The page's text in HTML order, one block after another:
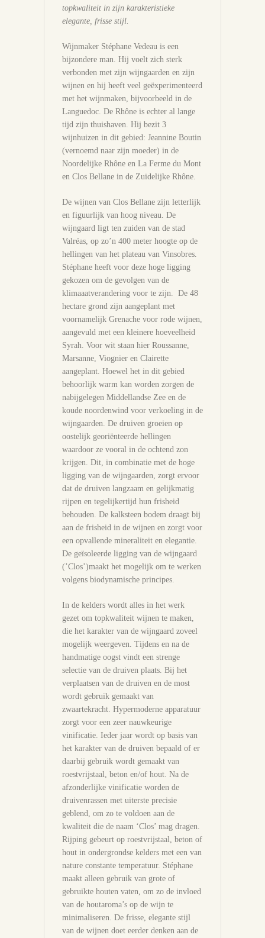
topkwaliteit in zijn karakteristieke
elegante, frisse stijl.
Wijnmaker Stéphane Vedeau is een
bijzondere man. Hij voelt zich sterk
verbonden met zijn wijngaarden en zijn
wijnen en hij heeft veel geëxperimenteerd
met het wijnmaken, bijvoorbeeld in de
Languedoc. De Rhône is echter al lange
tijd zijn thuishaven. Hij bezit 3
wijnhuizen in dit gebied: Jeannine Boutin
(vernoemd naar zijn moeder) in de
Noordelijke Rhône en La Ferme du Mont
en Clos Bellane in de Zuidelijke Rhône.
De wijnen van Clos Bellane zijn letterlijk
en figuurlijk van hoog niveau. De
wijngaard ligt ten zuiden van de stad
Valréas, op zo’n 400 meter hoogte op de
hellingen van het plateau van Vinsobres.
Stéphane heeft voor deze hoge ligging
gekozen om de gevolgen van de
klimaaatverandering voor te zijn. De 48
hectare grond zijn aangeplant met
voornamelijk Grenache voor rode wijnen,
aangevuld met een kleinere hoeveelheid
Syrah. Voor wit staan hier Roussanne,
Marsanne, Viognier en Clairette
aangeplant. Hoewel het in dit gebied
behoorlijk warm kan worden zorgen de
nabijgelegen Middellandse Zee en de
koude noordenwind voor verkoeling in de
wijngaarden. De druiven groeien op
oostelijk georiënteerde hellingen
waardoor ze vooral in de ochtend zon
krijgen. Dit, in combinatie met de hoge
ligging van de wijngaarden, zorgt ervoor
dat de druiven langzaam en gelijkmatig
rijpen en tegelijkertijd hun frisheid
behouden. De kalksteen bodem draagt bij
aan de frisheid in de wijnen en zorgt voor
een opvallende mineraliteit en elegantie.
De geïsoleerde ligging van de wijngaard
(’Clos’)maakt het mogelijk om te werken
volgens biodynamische principes.
In de kelders wordt alles in het werk
gezet om topkwaliteit wijnen te maken,
die het karakter van de wijngaard zoveel
mogelijk weergeven. Tijdens en na de
handmatige oogst vindt een strenge
selectie van de druiven plaats. Bij het
verplaatsen van de druiven en de most
wordt gebruik gemaakt van
zwaartekracht. Hypermoderne apparatuur
zorgt voor een zeer nauwkeurige
vinificatie. Ieder jaar wordt op basis van
het karakter van de druiven bepaald of er
daarbij gebruik wordt gemaakt van
roestvrijstaal, beton en/of hout. Na de
afzonderlijke vinificatie worden de
druivenrassen met uiterste precisie
geblend, om zo te voldoen aan de
kwaliteit die de naam ‘Clos’ mag dragen.
Rijping gebeurt op roestvrijstaal, beton of
hout in ondergrondse kelders met een van
nature constante temperatuur. Stéphane
maakt alleen gebruik van grote of
gebruikte houten vaten, om zo de invloed
van de houtaroma’s op de wijn te
minimaliseren. De frisse, elegante stijl
van de wijnen doet eerder denken aan de